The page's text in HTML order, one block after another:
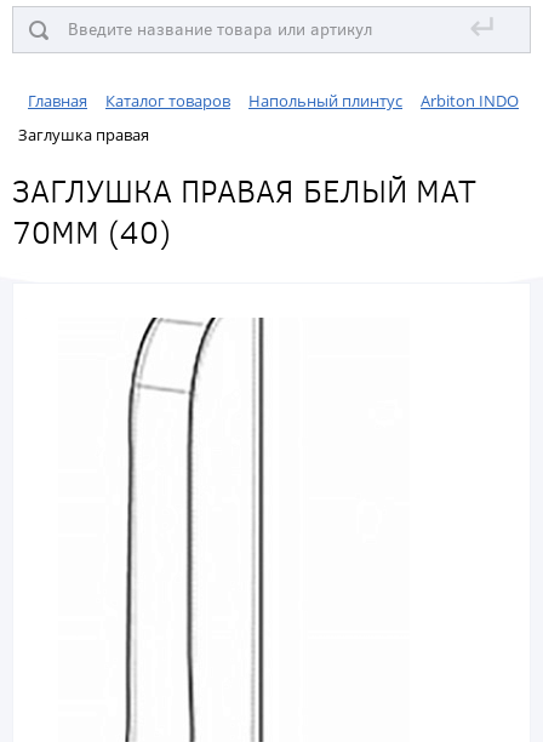
↵
Главная Каталог товаров Напольный плинтус
Arbiton INDO
Заглушка правая
ЗАГЛУШКА ПРАВАЯ БЕЛЫЙ МАТ
70ММ (40)